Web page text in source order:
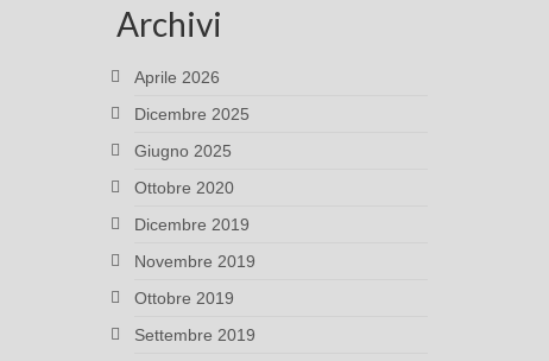
Archivi
Aprile 2026
Dicembre 2025
Giugno 2025
Ottobre 2020
Dicembre 2019
Novembre 2019
Ottobre 2019
Settembre 2019